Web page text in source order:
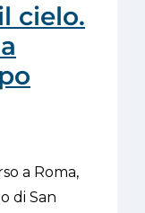
cielo.
a Roma,
di San